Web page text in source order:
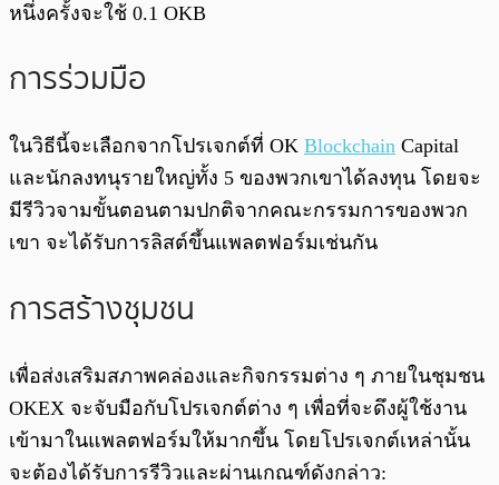
หนึ่งครั้งจะใช้ 0.1 OKB
การร่วมมือ
ในวิธีนี้จะเลือกจากโปรเจกต์ที่ OK Blockchain Capital
และนักลงทนุรายใหญ่ทั้ง 5 ของพวกเขาได้ลงทุน โดยจะ
มีรีวิวจามขั้นตอนตามปกติจากคณะกรรมการของพวก
เขา จะได้รับการลิสต์ขึ้นแพลตฟอร์มเช่นกัน
การสร้างชุมชน
เพื่อส่งเสริมสภาพคล่องและกิจกรรมต่าง ๆ ภายในชุมชน
OKEX จะจับมือกับโปรเจกต์ต่าง ๆ เพื่อที่จะดึงผู้ใช้งาน
เข้ามาในแพลตฟอร์มให้มากขึ้น โดยโปรเจกต์เหล่านั้น
จะต้องได้รับการรีวิวและผ่านเกณฑ์ดังกล่าว: